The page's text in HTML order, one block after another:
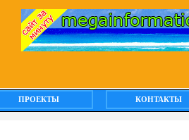
ПРОЕКТЫ КОНТАКТЫ